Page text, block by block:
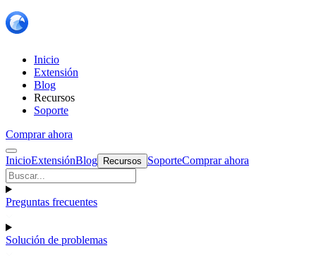
Inicio
Extensión
Blog
Recursos
Soporte
Comprar ahora
InicioExtensiónBlog Recursos SoporteComprar ahora
Preguntas frecuentes
Solución de problemas